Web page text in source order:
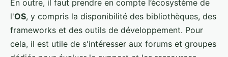
En outre, il faut prendre en compte l’écosystème de
l'OS, y compris la disponibilité des bibliothèques, des
frameworks et des outils de développement. Pour
cela, il est utile de s'intéresser aux forums et groupes